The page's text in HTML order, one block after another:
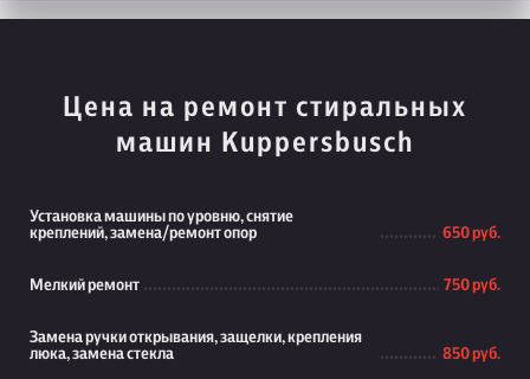
Цена на ремонт стиральных
машин Kuppersbusch
Установка машины по уровню, снятие
креплений, замена/ремонт опор
650 руб.
Мелкий ремонт 750 руб.
Замена ручки открывания, защелки, крепления
люка, замена стекла
850 руб.